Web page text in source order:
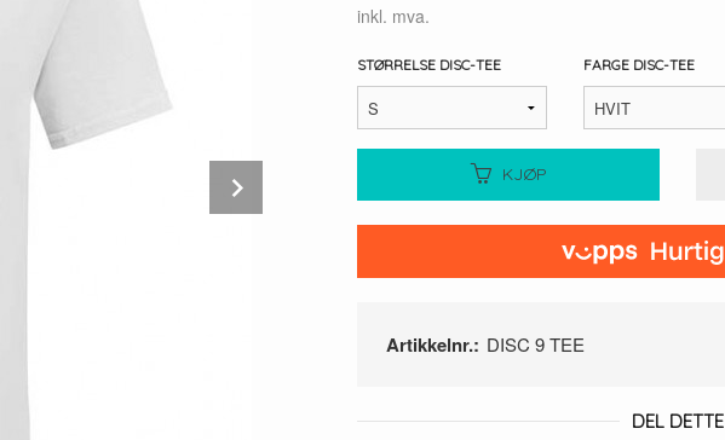
inkl. mva.
STØRRELSE DISC-TEE FARGE DISC-TEE
KJØP
Artikkelnr.: DISC 9 TEE
DEL DETTE